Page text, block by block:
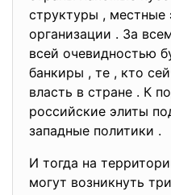
структуры ,
организации . За
всей очевидностью
банкиры , те , кто
власть в стране . К
российские элиты
западные политики .
И тогда на
могут возникнуть